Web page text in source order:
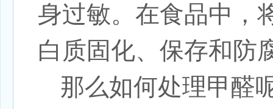
身过敏。在食品中，
白质固化、保存和防
那么如何处理甲醛